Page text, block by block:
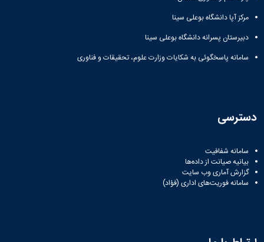
مرکز آپا دانشگاه بوعلی سینا
دبیرستان پسرانه دانشگاه بوعلی سینا
سامانه پاسخگوئی به شکایات وزارت علوم، تحقیقات و فناوری
دسترسی
سامانه شفافیت
بیانیه صیانت از داده‌ها
گزارش آماری وب‌ سایت
سامانه فوریت‌های اداری (فؤاد)